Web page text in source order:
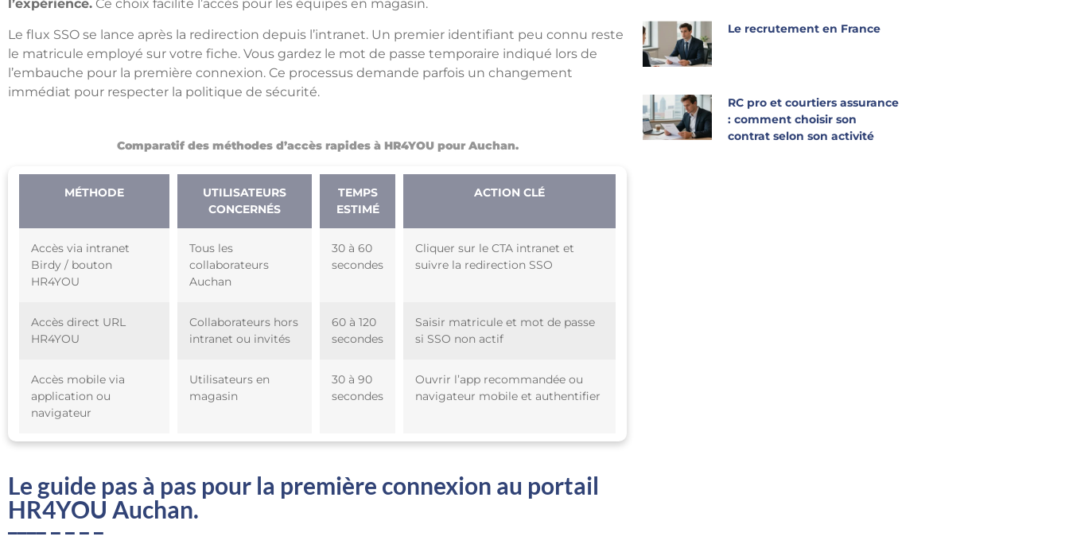
l’expérience. Ce choix facilite l’accès pour les équipes en magasin.
Le flux SSO se lance après la redirection depuis l’intranet. Un premier identifiant peu connu reste
le matricule employé sur votre fiche. Vous gardez le mot de passe temporaire indiqué lors de
l’embauche pour la première connexion. Ce processus demande parfois un changement
immédiat pour respecter la politique de sécurité.
Comparatif des méthodes d’accès rapides à HR4YOU pour Auchan.
MÉTHODE
UTILISATEURS
CONCERNÉS
TEMPS
ESTIMÉ
ACTION CLÉ
Accès via intranet
Birdy / bouton
HR4YOU
Tous les
collaborateurs
Auchan
30 à 60
secondes
Cliquer sur le CTA intranet et
suivre la redirection SSO
Accès direct URL
HR4YOU
Collaborateurs hors
intranet ou invités
60 à 120
secondes
Saisir matricule et mot de passe
si SSO non actif
Accès mobile via
application ou
navigateur
Utilisateurs en
magasin
30 à 90
secondes
Ouvrir l’app recommandée ou
navigateur mobile et authentifier
Le guide pas à pas pour la première connexion au portail
HR4YOU Auchan.
Le recrutement en France
RC pro et courtiers assurance
: comment choisir son
contrat selon son activité